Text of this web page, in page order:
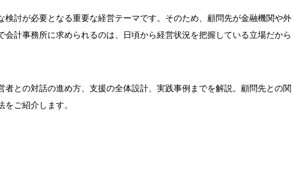
討が必要となる重要な経営テーマです。そのため、顧問先が金融機関や外
計事務所に求められるのは、日頃から経営状況を把握している立場だから
との対話の進め方、支援の全体設計、実践事例までを解説。顧問先との関
ご紹介します。